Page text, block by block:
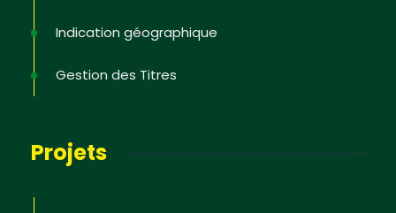
Indication géographique
Gestion des Titres
Projets